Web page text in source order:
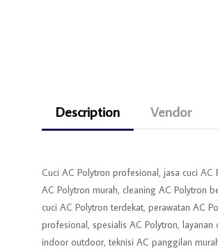
Description Vendor
Cuci AC Polytron profesional, jasa cuci
AC Polytron murah, cleaning AC Polytron
cuci AC Polytron terdekat, perawatan AC
profesional, spesialis AC Polytron,
indoor outdoor, teknisi AC panggilan